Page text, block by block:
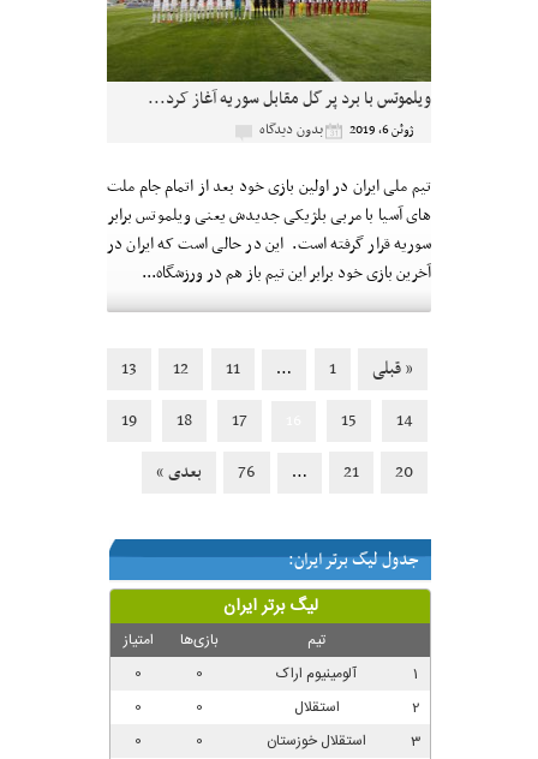
ویلموتس با برد پر گل مقابل سوریه آغاز کرد...
ژوئن 6, 2019 بدون دیدگاه
تیم ملی ایران در اولین بازی خود بعد از اتمام جام ملت
های آسیا با مربی بلژیکی جدیدش یعنی ویلموتس برابر
سوریه قرار گرفته است. این در حالی است که ایران در
آخرین بازی خود برابر این تیم باز هم در ورزشگاه...
« قبلی 1
…
11
12
13
14
15
17
18
19
20
21
…
76 بعدی »
جدول لیگ برتر ایران: